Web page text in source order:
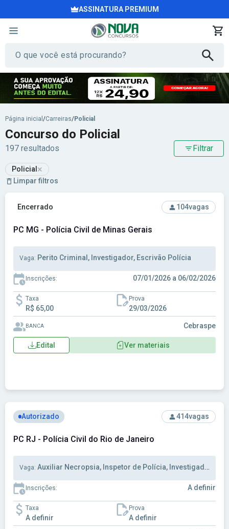
ASSINATURA PREMIUM
Página inicial /Carreiras/Policial
Concurso do Policial
197 resultados Filtrar
Policial ×
Limpar filtros
Ver concurso: PC MG - Polícia Civil de Minas Gerais
Encerrado 104vagas
PC MG - Polícia Civil de Minas Gerais
Vaga: Perito Criminal, Investigador, Escrivão Polícia
Inscrições: 07/01/2026 a 06/02/2026
Taxa
R$ 65,00
Prova
29/03/2026
BANCA Cebraspe
Edital Ver materiais
Ver concurso: PC RJ - Polícia Civil do Rio de Janeiro
Autorizado 414vagas
PC RJ - Polícia Civil do Rio de Janeiro
Vaga: Auxiliar Necropsia, Inspetor de Polícia, Investigador
Inscrições: A definir
Taxa
A definir
Prova
A definir